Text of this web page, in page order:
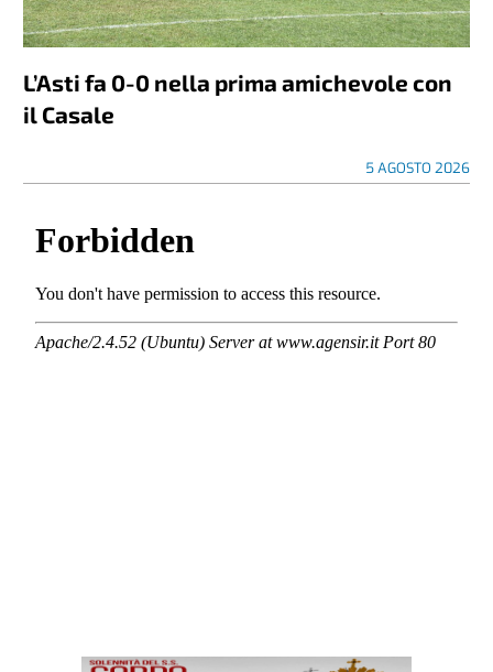
L’Asti fa 0-0 nella prima amichevole con
il Casale
5 AGOSTO 2026